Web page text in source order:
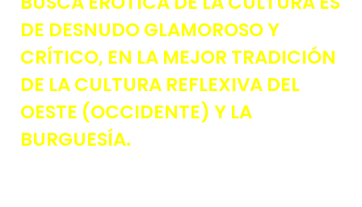
DE DESNUDO GLAMOROSO Y
CRÍTICO, EN LA MEJOR TRADICIÓN
DE LA CULTURA REFLEXIVA DEL
OESTE (OCCIDENTE) Y LA
BURGUESÍA.